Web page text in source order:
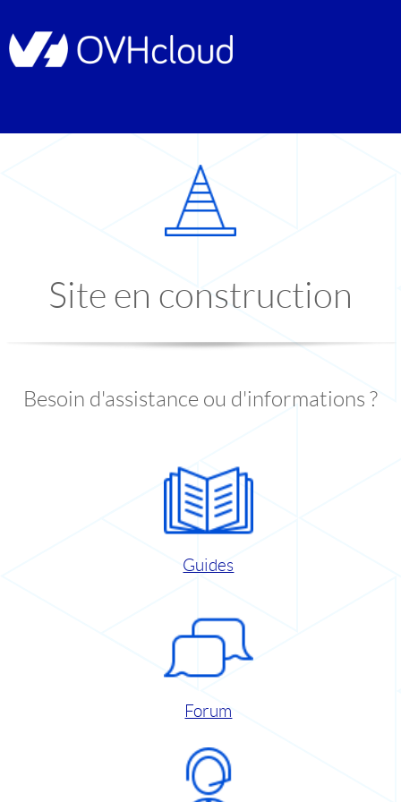
Site en construction
Besoin d'assistance ou d'informations ?
Guides
Forum